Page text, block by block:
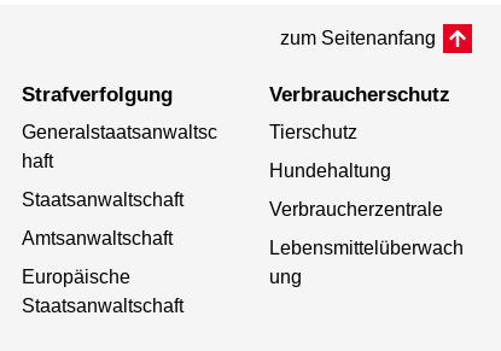
zum Seitenanfang
Strafverfolgung
Generalstaatsanwaltsc
haft
Staatsanwaltschaft
Amtsanwaltschaft
Europäische
Staatsanwaltschaft
Verbraucherschutz
Tierschutz
Hundehaltung
Verbraucherzentrale
Lebensmittelüberwach
ung